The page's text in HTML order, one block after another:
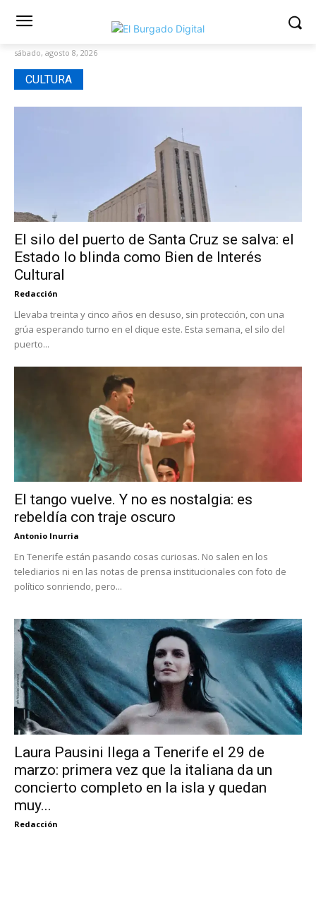
sábado, agosto 8, 2026
CULTURA
El silo del puerto de Santa Cruz se salva: el
Estado lo blinda como Bien de Interés
Cultural
Redacción
Llevaba treinta y cinco años en desuso, sin protección, con una
grúa esperando turno en el dique este. Esta semana, el silo del
puerto...
El tango vuelve. Y no es nostalgia: es
rebeldía con traje oscuro
Antonio Inurria
En Tenerife están pasando cosas curiosas. No salen en los
telediarios ni en las notas de prensa institucionales con foto de
político sonriendo, pero...
Laura Pausini llega a Tenerife el 29 de
marzo: primera vez que la italiana da un
concierto completo en la isla y quedan
muy...
Redacción